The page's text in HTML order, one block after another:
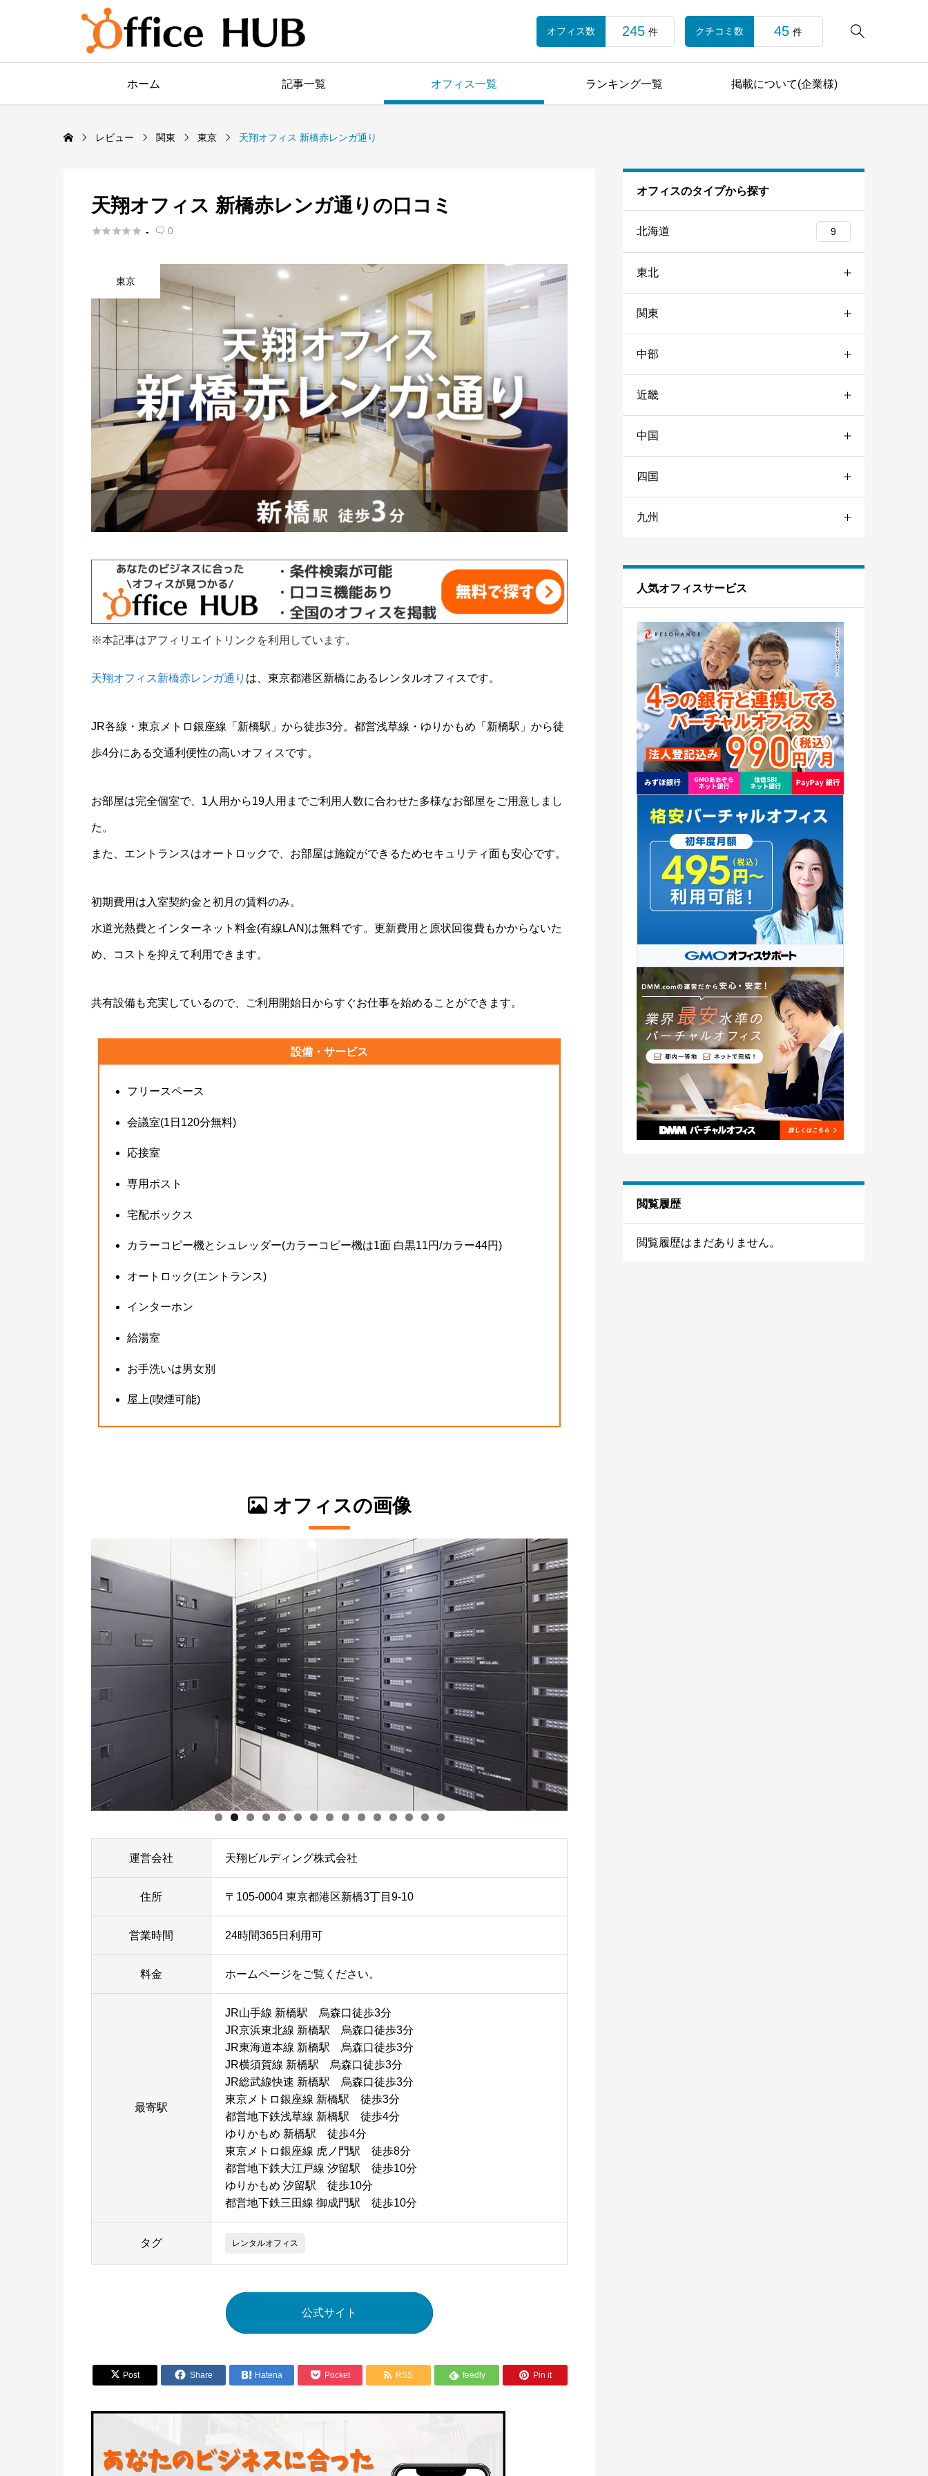

オフィス数 245 件 クチコミ数 45 件
ホーム 記事一覧 オフィス一覧 ランキング一覧 掲載について(企業様)
レビュー 関東 東京 天翔オフィス 新橋赤レンガ通り
天翔オフィス 新橋赤レンガ通りの口コミ
 -  0
東京
※本記事はアフィリエイトリンクを利用しています。
天翔オフィス新橋赤レンガ通り は、東京都港区新橋にあるレンタルオフィスです。
JR各線・東京メトロ銀座線「新橋駅」から徒歩3分。都営浅草線・ゆりかもめ「新橋駅」から徒
歩4分にある交通利便性の高いオフィスです。
お部屋は完全個室で、1人用から19人用までご利用人数に合わせた多様なお部屋をご用意しまし
た。
また、エントランスはオートロックで、お部屋は施錠ができるためセキュリティ面も安心です。
初期費用は入室契約金と初月の賃料のみ。
水道光熱費とインターネット料金(有線LAN)は無料です。更新費用と原状回復費もかからないた
め、コストを抑えて利用できます。
共有設備も充実しているので、ご利用開始日からすぐお仕事を始めることができます。
設備・サービス
フリースペース
会議室(1日120分無料)
応接室
専用ポスト
宅配ボックス
カラーコピー機とシュレッダー(カラーコピー機は1面 白黒11円/カラー44円)
オートロック(エントランス)
インターホン
給湯室
お手洗いは男女別
屋上(喫煙可能)
オフィスの画像
運営会社 天翔ビルディング株式会社
住所 〒105-0004 東京都港区新橋3丁目9-10
営業時間 24時間365日利用可
料金 ホームページをご覧ください。
最寄駅
JR山手線 新橋駅 烏森口徒歩3分
JR京浜東北線 新橋駅 烏森口徒歩3分
JR東海道本線 新橋駅 烏森口徒歩3分
JR横須賀線 新橋駅 烏森口徒歩3分
JR総武線快速 新橋駅 烏森口徒歩3分
東京メトロ銀座線 新橋駅 徒歩3分
都営地下鉄浅草線 新橋駅 徒歩4分
ゆりかもめ 新橋駅 徒歩4分
東京メトロ銀座線 虎ノ門駅 徒歩8分
都営地下鉄大江戸線 汐留駅 徒歩10分
ゆりかもめ 汐留駅 徒歩10分
都営地下鉄三田線 御成門駅 徒歩10分
タグ レンタルオフィス
公式サイト
 Post  Share  Hatena  Pocket  RSS  feedly  Pin it
オフィスのタイプから探す
北海道 9
東北
青森
岩手
秋田
宮城
山形
福島
関東
群馬
東京
日本橋
秋葉原
赤坂
渋谷 1
新宿 3
世田谷 1
品川 1
池袋 2
銀座 2
神奈川
横浜市 3
7
埼玉 8
茨城 3
中部
愛知
静岡
石川
岐阜
近畿
三重
大阪
兵庫
京都 6
中国
岡山
広島
四国
愛媛
九州
人気オフィスサービス
閲覧履歴
閲覧履歴はまだありません。